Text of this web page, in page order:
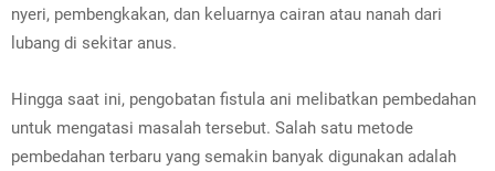
nyeri, pembengkakan, dan keluarnya cairan atau nanah dari
lubang di sekitar anus.
Hingga saat ini, pengobatan fistula ani melibatkan pembedahan
untuk mengatasi masalah tersebut. Salah satu metode
pembedahan terbaru yang semakin banyak digunakan adalah